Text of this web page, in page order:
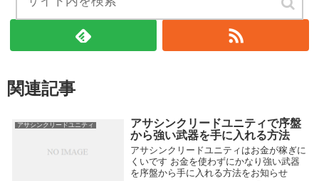
ブログの管理人をフォローする
関連記事
アサシンクリードユニティ
アサシンクリードユニティで序盤
から強い武器を手に入れる方法
アサシンクリードユニティはお金が稼ぎに
くいです お金を使わずにかなり強い武器
を序盤から手に入れる方法をお知らせ